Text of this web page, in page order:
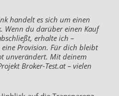
handelt es sich um einen
Wenn du darüber einen Kauf
erhalte ich –
Provision. Für dich bleibt
unverändert. Mit deinem
Broker-Test.at – vielen